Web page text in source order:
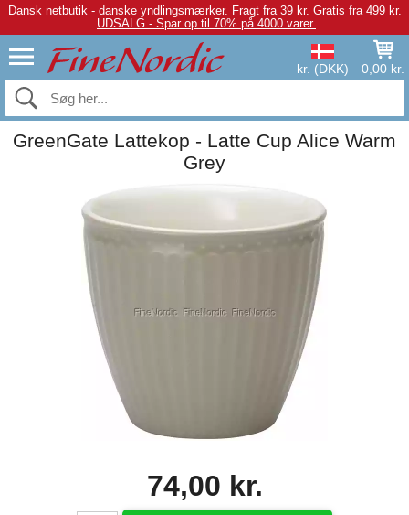
Dansk netbutik - danske yndlingsmærker. Fragt fra 39 kr. Gratis fra 499 kr.
UDSALG - Spar op til 70% på 4000 varer.
kr. (DKK) 0,00 kr.
GreenGate Lattekop - Latte Cup Alice Warm
Grey
74,00 kr.